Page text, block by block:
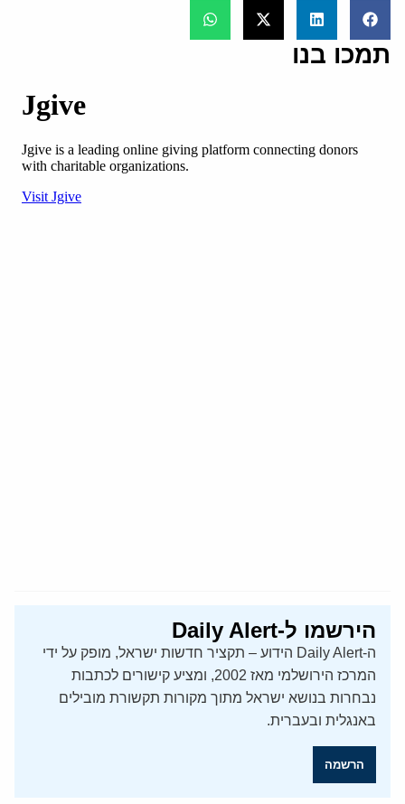
תמכו בנו
הירשמו ל-Daily Alert
ה-Daily Alert הידוע – תקציר חדשות ישראל, מופק על ידי
המרכז הירושלמי מאז 2002, ומציע קישורים לכתבות
נבחרות בנושא ישראל מתוך מקורות תקשורת מובילים
באנגלית ובעברית.
הרשמה